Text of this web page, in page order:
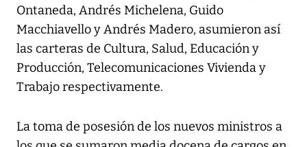
Ontaneda, Andrés Michelena, Guido
Macchiavello y Andrés Madero, asumieron así
las carteras de Cultura, Salud, Educación y
Producción, Telecomunicaciones Vivienda y
Trabajo respectivamente.
La toma de posesión de los nuevos ministros a